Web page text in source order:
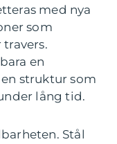
med nya
som
en
struktur som
lång tid.
Stål